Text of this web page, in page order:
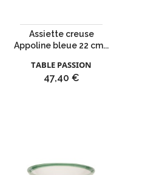
Assiette creuse
Appoline bleue 22 cm...
TABLE PASSION
Prix
47,40 €